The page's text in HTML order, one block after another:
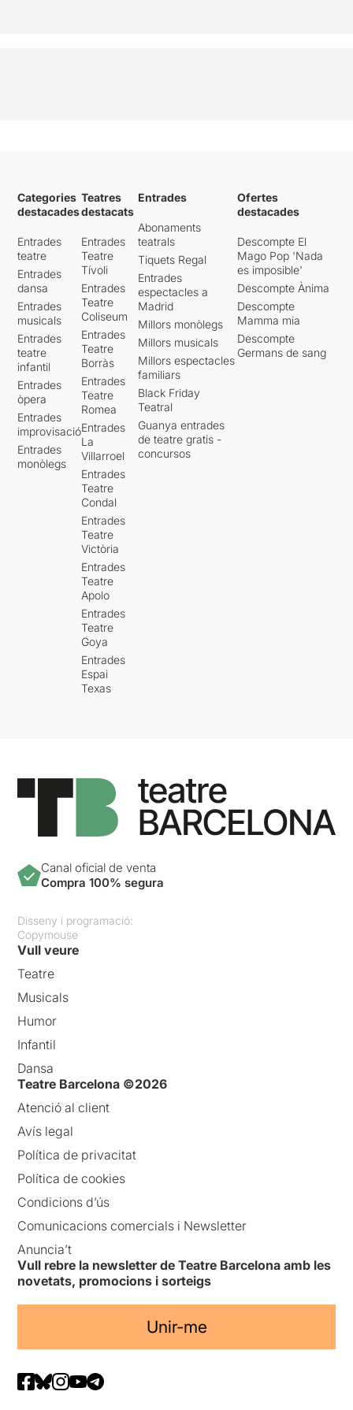
Categories
destacades
Entrades
teatre
Entrades
dansa
Entrades
musicals
Entrades
teatre
infantil
Entrades
òpera
Entrades
improvisació
Entrades
monòlegs
Teatres
destacats
Entrades
Teatre
Tívoli
Entrades
Teatre
Coliseum
Entrades
Teatre
Borràs
Entrades
Teatre
Romea
Entrades
La
Villarroel
Entrades
Teatre
Condal
Entrades
Teatre
Victòria
Entrades
Teatre
Apolo
Entrades
Teatre
Goya
Entrades
Espai
Texas
Entrades
Abonaments
teatrals
Tiquets Regal
Entrades
espectacles a
Madrid
Millors monòlegs
Millors musicals
Millors espectacles
familiars
Black Friday
Teatral
Guanya entrades
de teatre gratis -
concursos
Ofertes
destacades
Descompte El
Mago Pop 'Nada
es imposible'
Descompte Ànima
Descompte
Mamma mia
Descompte
Germans de sang
Canal oficial de venta
Compra 100% segura
Disseny i programació:
Copymouse
Vull veure
Teatre
Musicals
Humor
Infantil
Dansa
Teatre Barcelona ©2026
Atenció al client
Avís legal
Política de privacitat
Política de cookies
Condicions d’ús
Comunicacions comercials i Newsletter
Anuncia’t
Vull rebre la newsletter de Teatre Barcelona amb les
novetats, promocions i sorteigs
Unir-me